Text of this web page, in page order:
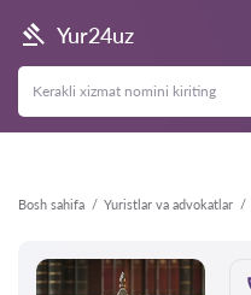
Yur24uz
Bosh sahifa Yuristlar va advokatlar
Orqaga